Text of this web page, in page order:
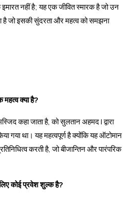
नहीं है; यह एक जीवित स्मारक है जो उन
है जो इसकी सुंदरता और महत्व को समझना
क्या है?
कहा जाता है, को सुलतान अहमद I द्वारा
गया था। यह महत्वपूर्ण है क्योंकि यह ऑटोमान
करती है, जो बीजान्तिन और पारंपरिक
कोई प्रवेश शुल्क है?